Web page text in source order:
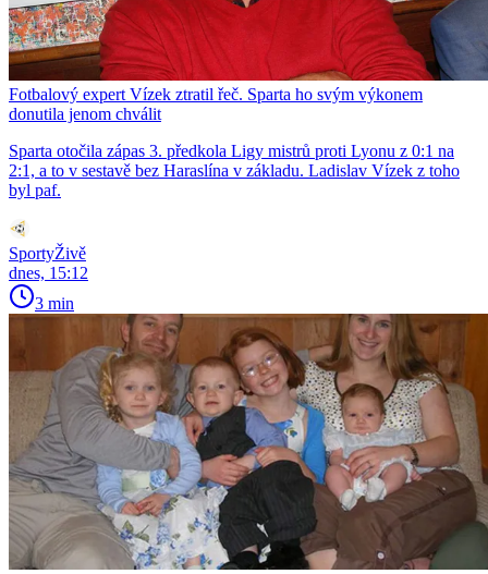
Fotbalový expert Vízek ztratil řeč. Sparta ho svým výkonem
donutila jenom chválit
Sparta otočila zápas 3. předkola Ligy mistrů proti Lyonu z 0:1 na
2:1, a to v sestavě bez Haraslína v základu. Ladislav Vízek z toho
byl paf.
SportyŽivě
dnes, 15:12
3 min